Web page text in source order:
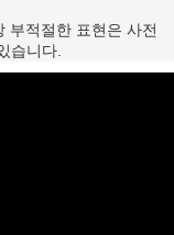
부적절한 표현은 사전
습니다.